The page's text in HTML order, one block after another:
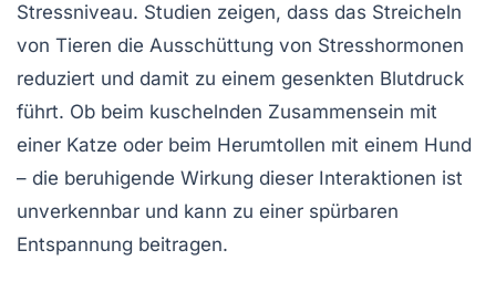
Stressniveau. Studien zeigen, dass das Streicheln
von Tieren die Ausschüttung von Stresshormonen
reduziert und damit zu einem gesenkten Blutdruck
führt. Ob beim kuschelnden Zusammensein mit
einer Katze oder beim Herumtollen mit einem Hund
– die beruhigende Wirkung dieser Interaktionen ist
unverkennbar und kann zu einer spürbaren
Entspannung beitragen.